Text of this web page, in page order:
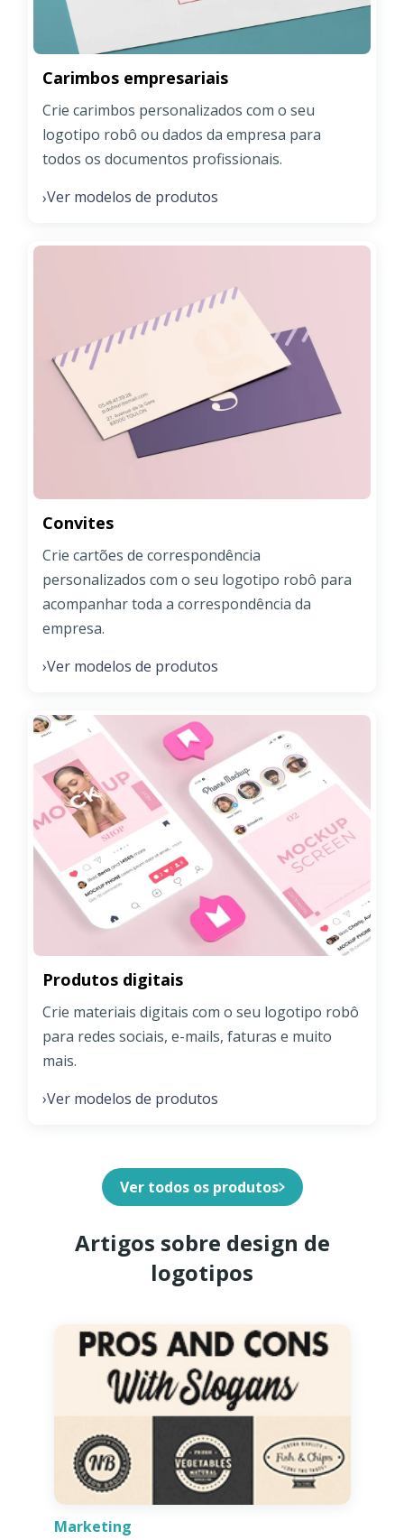
Carimbos empresariais
Crie carimbos personalizados com o seu
logotipo robô ou dados da empresa para
todos os documentos profissionais.
›Ver modelos de produtos
Convites
Crie cartões de correspondência
personalizados com o seu logotipo robô para
acompanhar toda a correspondência da
empresa.
›Ver modelos de produtos
Produtos digitais
Crie materiais digitais com o seu logotipo robô
para redes sociais, e-mails, faturas e muito
mais.
›Ver modelos de produtos
Ver todos os produtos
Artigos sobre design de
logotipos
Marketing